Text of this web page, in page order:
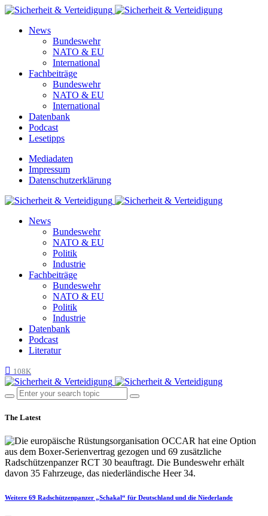
News
Bundeswehr
NATO & EU
International
Fachbeiträge
Bundeswehr
NATO & EU
International
Datenbank
Podcast
Lesetipps
Mediadaten
Impressum
Datenschutzerklärung
News
Bundeswehr
NATO & EU
Politik
Industrie
Fachbeiträge
Bundeswehr
NATO & EU
Politik
Industrie
Datenbank
Podcast
Literatur
108K
The Latest
Weitere 69 Radschützenpanzer „Schakal“ für Deutschland und die Niederlande